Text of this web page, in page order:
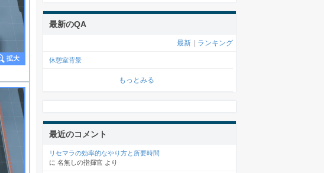
最新のQA
最新 ランキング
休憩室背景
もっとみる
最近のコメント
リセマラの効率的なやり方と所要時間
に 名無しの指揮官 より